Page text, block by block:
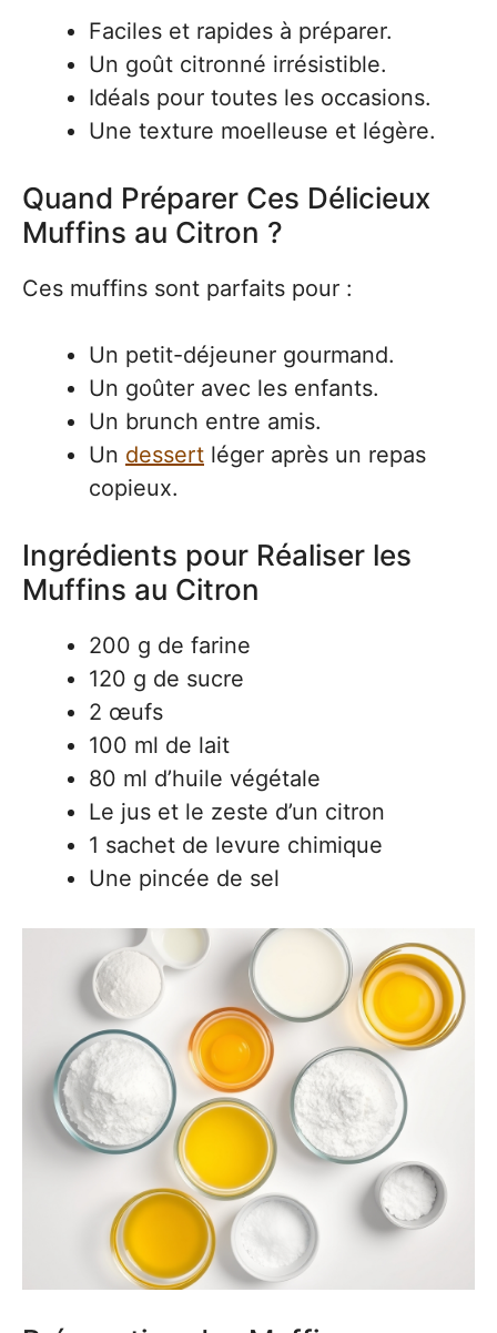
Faciles et rapides à préparer.
Un goût citronné irrésistible.
Idéals pour toutes les occasions.
Une texture moelleuse et légère.
Quand Préparer Ces Délicieux
Muffins au Citron ?
Ces muffins sont parfaits pour :
Un petit-déjeuner gourmand.
Un goûter avec les enfants.
Un brunch entre amis.
Un dessert léger après un repas
copieux.
Ingrédients pour Réaliser les
Muffins au Citron
200 g de farine
120 g de sucre
2 œufs
100 ml de lait
80 ml d’huile végétale
Le jus et le zeste d’un citron
1 sachet de levure chimique
Une pincée de sel